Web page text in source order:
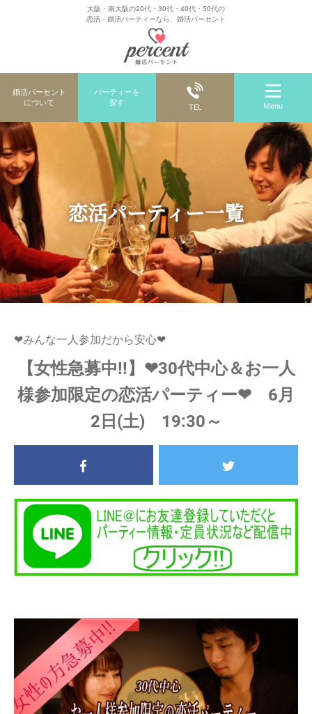
大阪・南大阪の20代・30代・40代・50代の
恋活・婚活パーティーなら、婚活パーセント
婚活パーセント
について
パーティーを
探す
TEL Menu
恋活パーティー一覧
❤みんな一人参加だから安心❤
【女性急募中!!】❤30代中心＆お一人
様参加限定の恋活パーティー❤ 6月
2日(土) 19:30～